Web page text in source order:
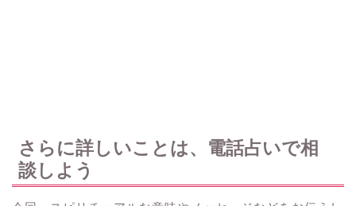
さらに詳しいことは、電話占いで相
談しよう